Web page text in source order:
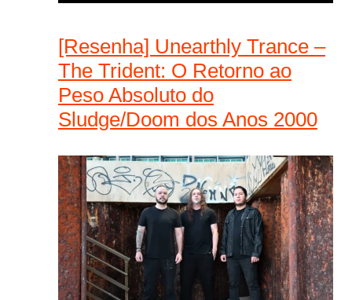
[Resenha] Unearthly Trance –
The Trident: O Retorno ao
Peso Absoluto do
Sludge/Doom dos Anos 2000